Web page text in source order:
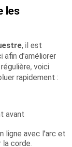
les
, il est
afin d'améliorer
voici
rapidement :
avant
ligne avec l'arc et
la corde.